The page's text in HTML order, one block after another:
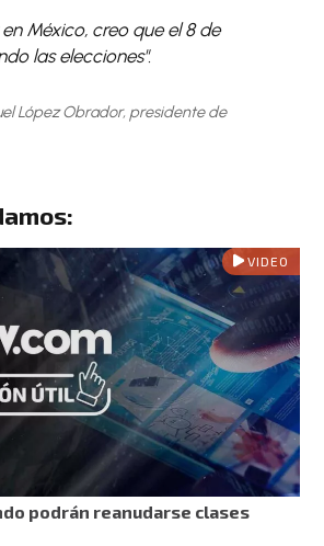
México, creo que el 8 de
las elecciones".
López Obrador, presidente de
VIDEO
podrán reanudarse clases